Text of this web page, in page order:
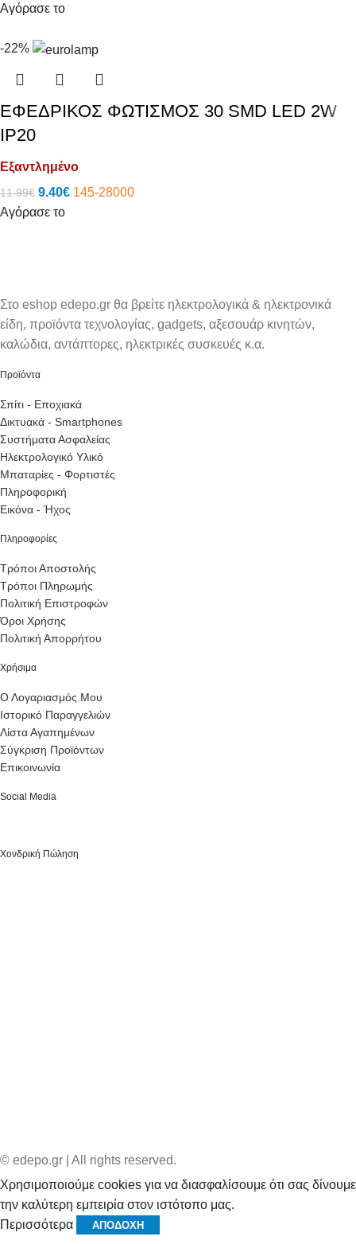
Αγόρασε το
-22%
ΕΦΕΔΡΙΚΟΣ ΦΩΤΙΣΜΟΣ 30 SMD LED 2W
IP20
Εξαντλημένο
11.99€ 9.40€ 145-28000
Αγόρασε το
Στο eshop edepo.gr θα βρείτε ηλεκτρολογικά & ηλεκτρονικά
είδη, προϊόντα τεχνολογίας, gadgets, αξεσουάρ κινητών,
καλώδια, αντάπτορες, ηλεκτρικές συσκευές κ.α.
Προϊόντα
Σπίτι - Εποχιακά
Δικτυακά - Smartphones
Συστήματα Ασφαλείας
Ηλεκτρολογικό Υλικό
Μπαταρίες - Φορτιστές
Πληροφορική
Εικόνα - Ήχος
Πληροφορίες
Τρόποι Αποστολής
Τρόποι Πληρωμής
Πολιτική Επιστροφών
Όροι Χρήσης
Πολιτική Απορρήτου
Χρήσιμα
Ο Λογαριασμός Μου
Ιστορικό Παραγγελιών
Λίστα Αγαπημένων
Σύγκριση Προϊόντων
Επικοινωνία
Social Media
Χονδρική Πώληση
© edepo.gr | All rights reserved.
Χρησιμοποιούμε cookies για να διασφαλίσουμε ότι σας δίνουμε
την καλύτερη εμπειρία στον ιστότοπο μας.
Περισσότερα
ΑΠΟΔΟΧΉ